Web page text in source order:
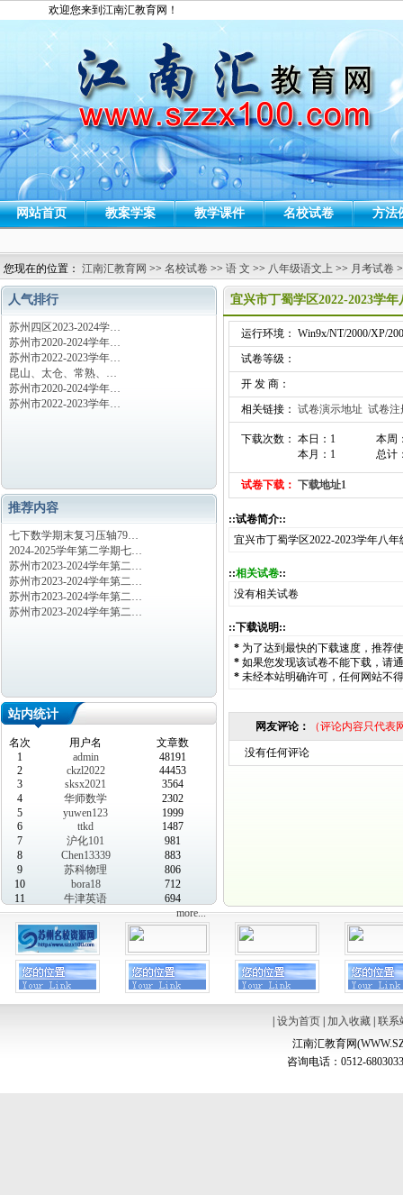
欢迎您来到江南汇教育网！
网站首页 教案学案 教学课件 名校试卷 方法
您现在的位置： 江南汇教育网 >> 名校试卷 >> 语 文 >> 八年级语文上 >> 月考试卷
人气排行
苏州四区2023-2024学…
苏州市2020-2024学年…
苏州市2022-2023学年…
昆山、太仓、常熟、…
苏州市2020-2024学年…
苏州市2022-2023学年…
推荐内容
七下数学期末复习压轴79…
2024-2025学年第二学期七…
苏州市2023-2024学年第二…
苏州市2023-2024学年第二…
苏州市2023-2024学年第二…
苏州市2023-2024学年第二…
站内统计
名次 用户名
文章数
1
admin
48191
2
ckzl2022
44453
3
sksx2021
3564
4
华师数学
2302
5
yuwen123
1999
6
ttkd
1487
7
沪化101
981
8
Chen13339
883
9
苏科物理
806
10
bora18
712
11
牛津英语
694
more...
宜兴市丁蜀学区2022-2023学
运行环境： Win9x/NT/2000/XP/
试卷等级：
开 发 商：
相关链接： 试卷演示地址 试卷注
下载次数： 本日：1
本月：1
本周
总计
试卷下载： 下载地址1
::试卷简介::
宜兴市丁蜀学区2022-2023学年八
::相关试卷::
没有相关试卷
::下载说明::
* 为了达到最快的下载速度，推荐
* 如果您发现该试卷不能下载，请
* 未经本站明确许可，任何网站不
网友评论： （评论内容只代
没有任何评论
设为首页| 加入收藏| 联系
江南汇教育网
咨询电话：0512-